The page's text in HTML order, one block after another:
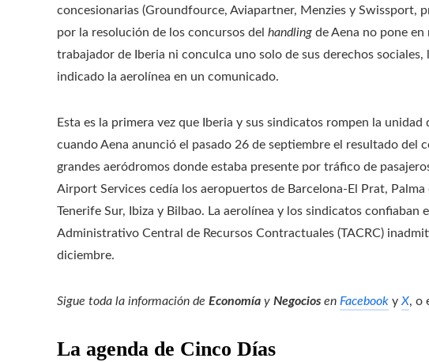
concesionarias (Groundfource, Aviapartner, Menzies y Swissport,
por la resolución de los concursos del handling de Aena no pone
trabajador de Iberia ni conculca uno solo de sus derechos sociales,
indicado la aerolínea en un comunicado.
Esta es la primera vez que Iberia y sus sindicatos rompen la
cuando Aena anunció el pasado 26 de septiembre el resultado del
grandes aeródromos donde estaba presente por tráfico de
Airport Services cedía los aeropuertos de Barcelona-El Prat,
Tenerife Sur, Ibiza y Bilbao. La aerolínea y los sindicatos confiaban
Administrativo Central de Recursos Contractuales (TACRC)
diciembre.
Sigue toda la información de Economía y Negocios en Facebook y X, o
La agenda de Cinco Días